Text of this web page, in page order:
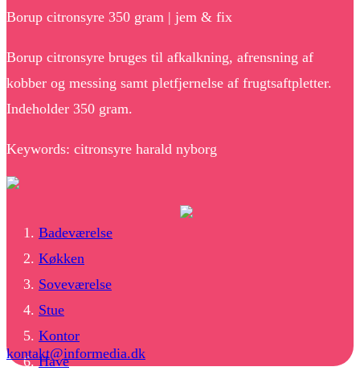
Borup citronsyre 350 gram | jem & fix
Borup citronsyre bruges til afkalkning, afrensning af
kobber og messing samt pletfjernelse af frugtsaftpletter.
Indeholder 350 gram.
Keywords: citronsyre harald nyborg
Badeværelse
Køkken
Soveværelse
Stue
Kontor
Have
kontakt@informedia.dk